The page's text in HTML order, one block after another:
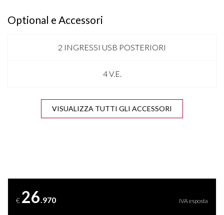
Optional e Accessori
2 INGRESSI USB POSTERIORI
4 V.E.
APPLE CARPLAY & ANDROID AUTO
BRACCIOLO
CAMBIO AUTOMATICO/SEQUENZIALE
VISUALIZZA TUTTI GLI ACCESSORI
€ 26.970 IVA esposta